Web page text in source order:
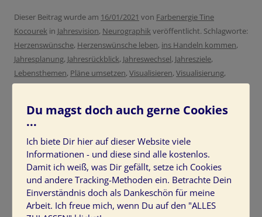
Dieser Beitrag wurde am 16/01/2021 von Farbenergie Tine
Kocourek in Jahresvision, Neurographikveröffentlicht. Schlagworte:
Herzenswünsche, Herzenswünsche leben, ins Handeln kommen,
Jahresplanung, Jahresrückblick, Jahreswechsel, Jahresziele,
Lebensthemen, Pläne umsetzen, Visualisieren, Visualisierung,
Vorhaben realisieren,Ziele,Ziele erreichen,Ziele planen,
HIER SCHREIBT TINE KOCOUREK
Du magst doch auch gerne Cookies
...
Ich biete Dir hier auf dieser Website viele
Informationen - und diese sind alle kostenlos.
Damit ich weiß, was Dir gefällt, setze ich Cookies
und andere Tracking-Methoden ein. Betrachte Dein
Einverständnis doch als Dankeschön für meine
Arbeit. Ich freue mich, wenn Du auf den "ALLES